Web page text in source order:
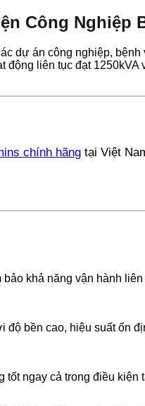
Công Nghiệp
dự án công nghiệp,
liên tục đạt
chính hãng tại Việt
khả năng vận hành
bền cao, hiệu suất ổn
ngay cả trong điều kiện